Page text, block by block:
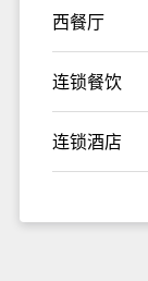
西餐厅
连锁餐饮
连锁酒店